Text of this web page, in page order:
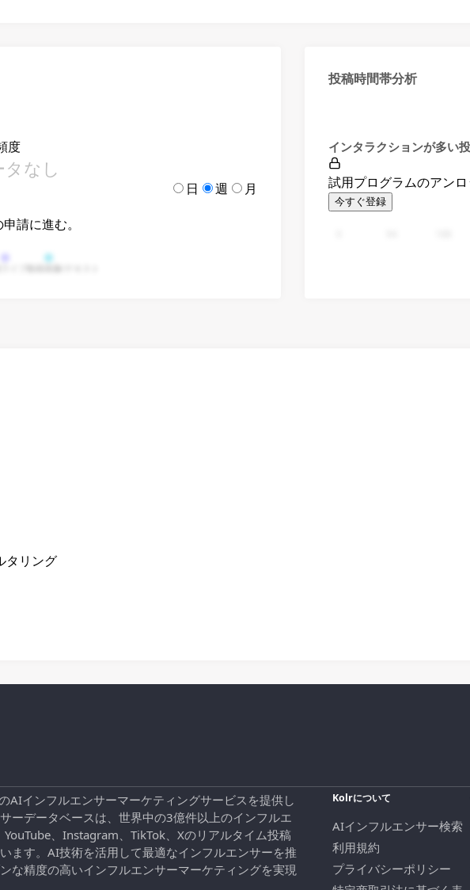
度
タなし
日 週 月
請に進む。
投稿時間帯分析
インタラクションが多い
試用プログラムのアンロ
今すぐ登録
タリング
AIインフルエンサーマーケティングサービスを提供し
ーデータベースは、世界中の3億件以上のインフルエ
、Instagram、TikTok、Xのリアルタイム投稿
ます。AI技術を活用して最適なインフルエンサーを推
な精度の高いインフルエンサーマーケティングを実現
Kolrについて
AIインフルエンサー検索
利用規約
プライバシーポリシー